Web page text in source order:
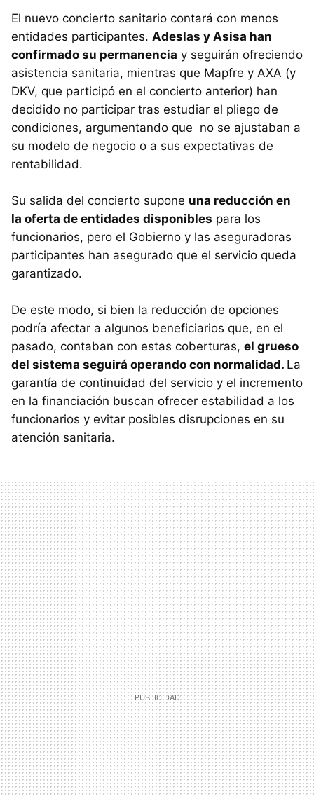
El nuevo concierto sanitario contará con menos
entidades participantes. Adeslas y Asisa han
confirmado su permanencia y seguirán ofreciendo
asistencia sanitaria, mientras que Mapfre y AXA (y
DKV, que participó en el concierto anterior) han
decidido no participar tras estudiar el pliego de
condiciones, argumentando que no se ajustaban a
su modelo de negocio o a sus expectativas de
rentabilidad.
Su salida del concierto supone una reducción en
la oferta de entidades disponibles para los
funcionarios, pero el Gobierno y las aseguradoras
participantes han asegurado que el servicio queda
garantizado.
De este modo, si bien la reducción de opciones
podría afectar a algunos beneficiarios que, en el
pasado, contaban con estas coberturas, el grueso
del sistema seguirá operando con normalidad. La
garantía de continuidad del servicio y el incremento
en la financiación buscan ofrecer estabilidad a los
funcionarios y evitar posibles disrupciones en su
atención sanitaria.